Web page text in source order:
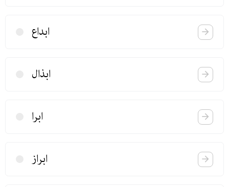
ابداع
ابذال
ابرا
ابراز